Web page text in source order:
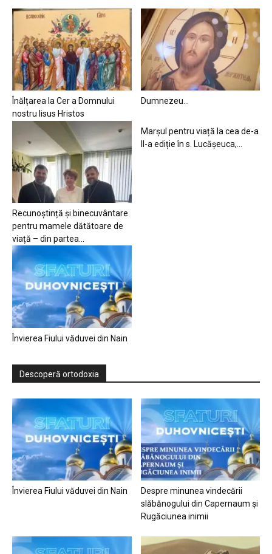
Înălțarea la Cer a Domnului
nostru Iisus Hristos
Dumnezeu…
Recunoștință și binecuvântare
pentru mamele dătătoare de
viață – din partea...
Marșul pentru viață la cea de-a
II-a ediție în s. Lucășeuca,...
Învierea Fiului văduvei din Nain
Descoperă ortodoxia
Învierea Fiului văduvei din Nain
Despre minunea vindecării
slăbănogului din Capernaum și
Rugăciunea inimii